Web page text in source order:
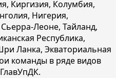
Киргизия, Колумбия,
Нигерия,
Леоне, Тайланд,
Республика,
Ланка, Экваториальная
команды в ряде видов